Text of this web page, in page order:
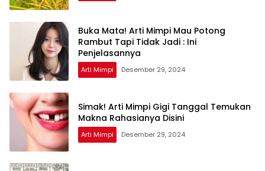
Buka Mata! Arti Mimpi Mau Potong
Rambut Tapi Tidak Jadi : Ini
Penjelasannya
Arti Mimpi Desember 29, 2024
Simak! Arti Mimpi Gigi Tanggal Temukan
Makna Rahasianya Disini
Arti Mimpi Desember 29, 2024